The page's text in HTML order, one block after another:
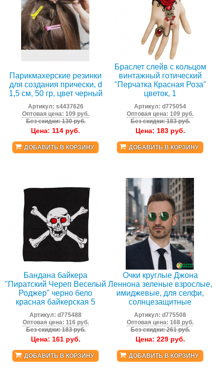
Парикмахерские резинки
для создания прически, d
1,5 см, 50 гр, цвет черный
Артикул: s4437626
Оптовая цена: 109 руб.
Без скидки: 130 руб.
Цена: 114 руб.
ДОБАВИТЬ В КОРЗИНУ
Браслет слейв с кольцом
винтажный готический
"Перчатка Красная Роза"
цветок, 1
Артикул:d775054
Оптовая цена: 109 руб.
Без скидки: 183 руб.
Цена: 183руб.
ДОБАВИТЬ В КОРЗИНУ
Бандана байкера
"Пиратский Череп Веселый
Роджер" черно бело
красная байкерская 5
Артикул:d775488
Оптовая цена: 116 руб.
Без скидки: 183 руб.
Цена: 161руб.
ДОБАВИТЬ В КОРЗИНУ
Очки круглые Джона
Леннона зеленые взрослые,
имиджевые, для селфи,
солнцезащитные
Артикул:d775508
Оптовая цена: 168 руб.
Без скидки: 261 руб.
Цена: 229руб.
ДОБАВИТЬ В КОРЗИНУ